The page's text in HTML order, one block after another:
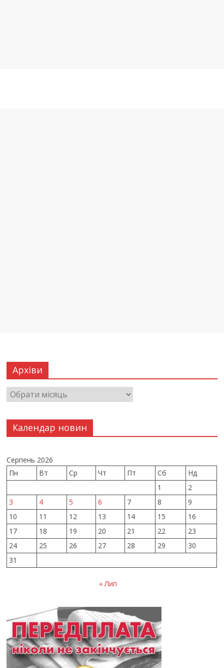
Архіви
Календар новин
Серпень 2026
Пн
Вт Ср Чт Пт Сб
Нд
1
2
3
4 5 6 7 8
9
10
11 12 13 14 15
16
17
18 19 20 21 22
23
24
25 26 27 28 29
30
31
« Лип